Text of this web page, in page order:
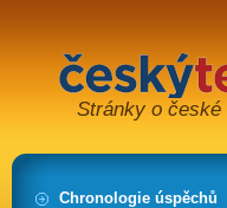
Stránky o
Chronologie úspěchů